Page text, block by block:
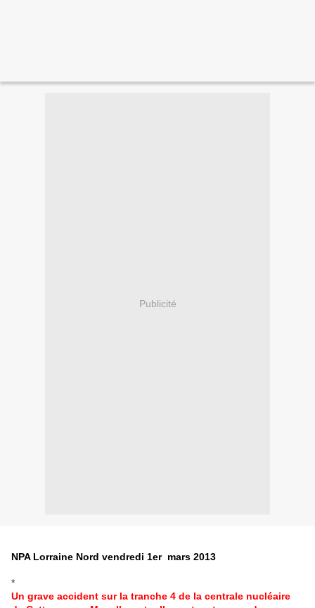
Publicité
NPA Lorraine Nord vendredi 1er mars 2013
*
Un grave accident sur la tranche 4 de la centrale nucléaire